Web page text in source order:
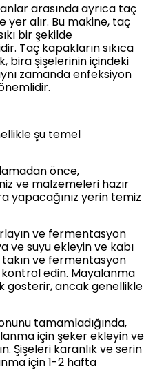
arasında ayrıca taç
alır. Bu makine, taç
bir şekilde
Taç kapakların sıkıca
bira şişelerinin içindeki
zamanda enfeksiyon
şu temel
önce,
ve malzemeleri hazır
yapacağınız yerin temiz
ve fermentasyon
ve suyu ekleyin ve kabı
takın ve fermentasyon
kontrol edin. Mayalanma
gösterir, ancak genellikle
tamamladığında,
için şeker ekleyin ve
Şişeleri karanlık ve serin
için 1-2 hafta